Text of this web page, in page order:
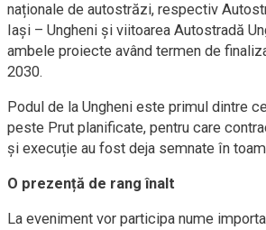
naționale de autostrăzi, respectiv
Iași – Ungheni și viitoarea Autostradă
ambele proiecte având termen de
2030.
Podul de la Ungheni este primul dintre
peste Prut planificate, pentru care
și execuție au fost deja semnate în
O prezență de rang înalt
La eveniment vor participa nume